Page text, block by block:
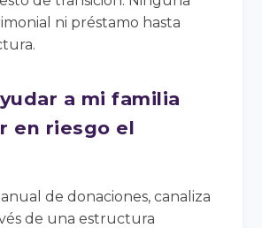
ni préstamo hasta
a mi familia
en riesgo el
de donaciones, canaliza
de una estructura